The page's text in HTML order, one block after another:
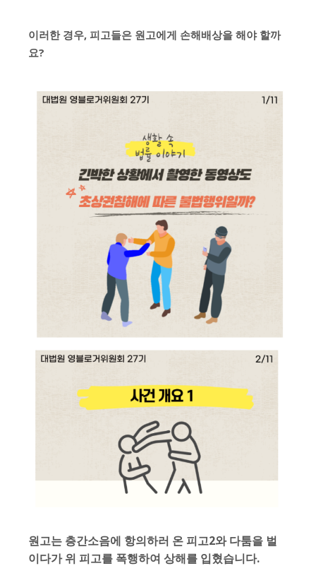
이러한 경우, 피고들은 원고에게 손해배상을 해야 할까
요?
원고는 층간소음에 항의하러 온 피고2와 다툼을 벌
이다가 위 피고를 폭행하여 상해를 입혔습니다.